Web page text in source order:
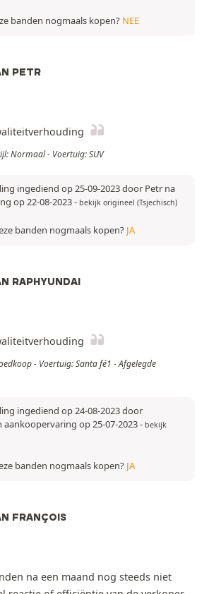
banden nogmaals kopen? NEE
PETR
Normaal - Voertuig: SUV
ingediend op 25-09-2023 door Petr na
op 22-08-2023- bekijk origineel (Tsjechisch)
banden nogmaals kopen? JA
RAPHYUNDAI
- Voertuig: Santa fé1 - Afgelegde
ingediend op 24-08-2023 door
aankoopervaring op 25-07-2023- bekijk
banden nogmaals kopen? JA
FRANÇOIS
na een maand nog steeds niet